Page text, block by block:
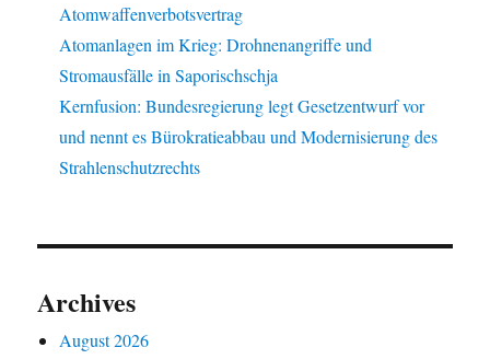
Atomwaffenverbotsvertrag
Atomanlagen im Krieg: Drohnenangriffe und
Stromausfälle in Saporischschja
Kernfusion: Bundesregierung legt Gesetzentwurf vor
und nennt es Bürokratieabbau und Modernisierung des
Strahlenschutzrechts
Archives
August 2026